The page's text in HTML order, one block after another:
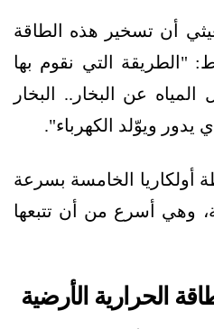
أن تسخير هذه الطاقة
"الطريقة التي نقوم بها
عن البخار.. البخار
يدور ويوّلد الكهرباء".
أولكاريا الخامسة بسرعة
وهي أسرع من أن تتبعها
الحرارية الأرضية